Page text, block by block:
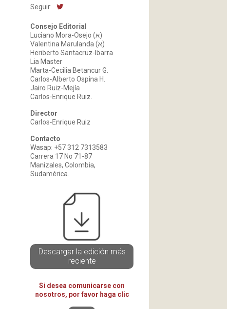
Seguir:
Consejo Editorial
Luciano Mora-Osejo (א)
Valentina Marulanda (א)
Heriberto Santacruz-Ibarra
Lia Master
Marta-Cecilia Betancur G.
Carlos-Alberto Ospina H.
Jairo Ruiz-Mejía
Carlos-Enrique Ruiz.
Director
Carlos-Enrique Ruiz
Contacto
Wasap: +57 312 7313583
Carrera 17 No 71-87
Manizales, Colombia,
Sudamérica.
Descargar la edición más
reciente
Si desea comunicarse con
nosotros, por favor haga clic